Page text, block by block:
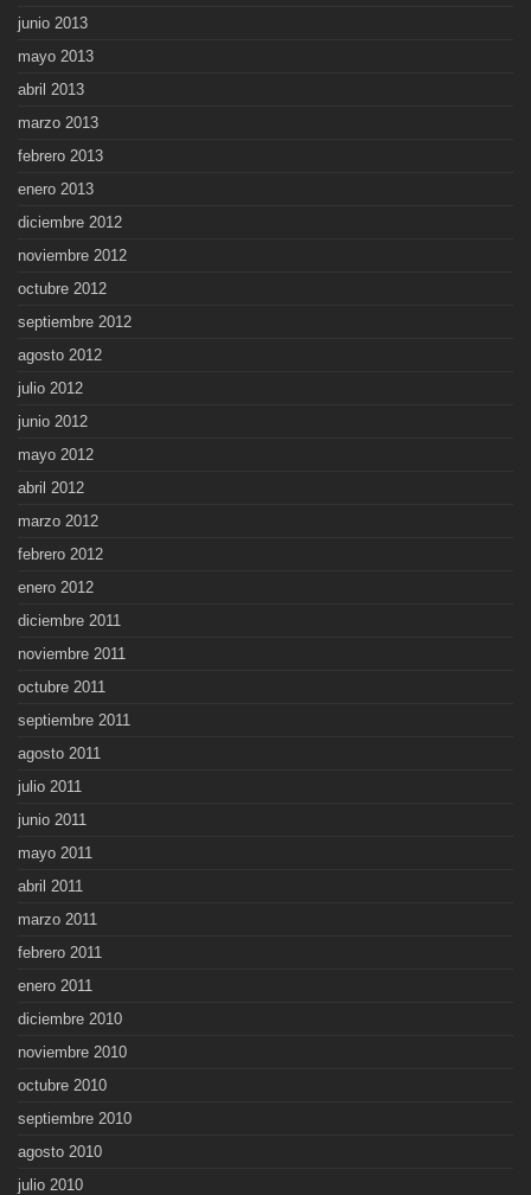
junio 2013
mayo 2013
abril 2013
marzo 2013
febrero 2013
enero 2013
diciembre 2012
noviembre 2012
octubre 2012
septiembre 2012
agosto 2012
julio 2012
junio 2012
mayo 2012
abril 2012
marzo 2012
febrero 2012
enero 2012
diciembre 2011
noviembre 2011
octubre 2011
septiembre 2011
agosto 2011
julio 2011
junio 2011
mayo 2011
abril 2011
marzo 2011
febrero 2011
enero 2011
diciembre 2010
noviembre 2010
octubre 2010
septiembre 2010
agosto 2010
julio 2010